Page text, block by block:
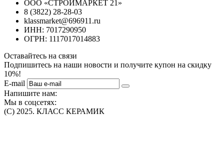
ООО «СТРОЙМАРКЕТ 21»
8 (3822) 28-28-03
klassmarket@696911.ru
ИНН: 7017290950
ОГРН: 1117017014883
Оставайтесь на связи
Подпишитесь на наши новости и получите купон на скидку
10%!
E-mail
Напишите нам:
Мы в соцсетях:
(C) 2025. КЛАСС КЕРАМИК